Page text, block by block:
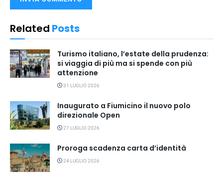
Related Posts
Turismo italiano, l’estate della prudenza:
si viaggia di più ma si spende con più
attenzione
31 LUGLIO 2026
Inaugurato a Fiumicino il nuovo polo
direzionale Open
27 LUGLIO 2026
Proroga scadenza carta d’identità
24 LUGLIO 2026